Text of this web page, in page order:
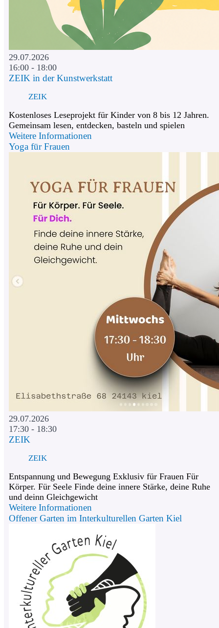
29.07.2026
16:00 - 18:00
ZEIK in der Kunstwerkstatt
ZEIK
Kostenloses Leseprojekt für Kinder von 8 bis 12 Jahren.
Gemeinsam lesen, entdecken, basteln und spielen
Weitere Informationen
Yoga für Frauen
29.07.2026
17:30 - 18:30
ZEIK
ZEIK
Entspannung und Bewegung Exklusiv für Frauen Für
Körper. Für Seele Finde deine innere Stärke, deine Ruhe
und deinn Gleichgewicht
Weitere Informationen
Offener Garten im Interkulturellen Garten Kiel